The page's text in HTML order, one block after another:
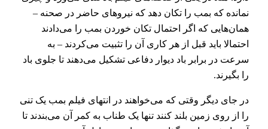
نمانده که بمب را تکان دهد که نیروهای حاضر در صحنه –
همان‌هایی که اگر احتمال تکان خوردن بمب را می‌دادند
احتمالا باید قبل از هر کاری آن را تثبیت می‌کردند – به
سرعت در برابر باد دیوار دفاعی تشکیل می‌دهند تا جلوی باد
را بگیرند.
در جای دیگر وقتی که می‌خواهند در انتهای فیلم بمب یک تنی
را از روی زمین بلند کنند تنها یک طناب به کمر آن می‌بندند تا